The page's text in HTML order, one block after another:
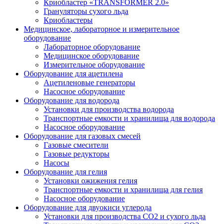
Криобластер «TRANSFORMER 2.0»
Грануляторы сухого льда
Криобластеры
Медицинское, лабораторное и измерительное
оборудование
Лабораторное оборудование
Медицинское оборудование
Измерительное оборудование
Оборудование для ацетилена
Ацетиленовые генераторы
Насосное оборудование
Оборудование для водорода
Установки для производства водорода
Транспортные емкости и хранилища для водорода
Насосное оборудование
Оборудование для газовых смесей
Газовые смесители
Газовые редукторы
Насосы
Оборудование для гелия
Установки ожижения гелия
Транспортные емкости и хранилища для гелия
Насосное оборудование
Оборудование для двуокиси углерода
Установки для производства СО2 и сухого льда